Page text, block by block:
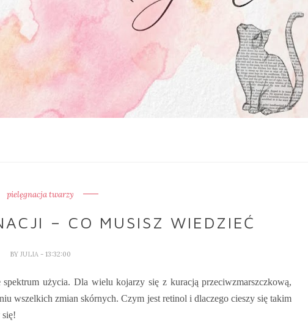
pielęgnacja twarzy
– CO MUSISZ WIEDZIEĆ
BYJULIA - 13:32:00
użycia. Dla wielu kojarzy się z kuracją przeciwzmarszczkową,
wszelkich zmian skórnych. Czym jest retinol i dlaczego cieszy się takim
się!